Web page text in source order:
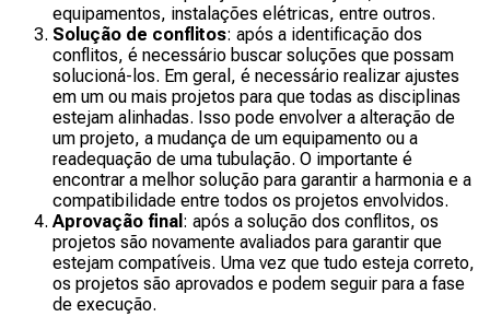
equipamentos, instalações elétricas, entre outros.
Solução de conflitos: após a identificação dos
conflitos, é necessário buscar soluções que possam
solucioná-los. Em geral, é necessário realizar ajustes
em um ou mais projetos para que todas as disciplinas
estejam alinhadas. Isso pode envolver a alteração de
um projeto, a mudança de um equipamento ou a
readequação de uma tubulação. O importante é
encontrar a melhor solução para garantir a harmonia e a
compatibilidade entre todos os projetos envolvidos.
Aprovação final : após a solução dos conflitos, os
projetos são novamente avaliados para garantir que
estejam compatíveis. Uma vez que tudo esteja correto,
os projetos são aprovados e podem seguir para a fase
de execução.